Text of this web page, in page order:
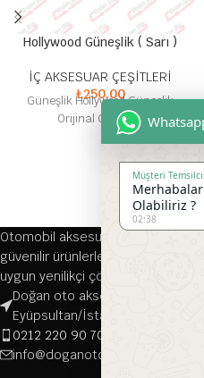
Hollywood Güneşlik ( Sarı )
İÇ AKSESUAR ÇEŞİTLERİ
₺250,00
Güneşlik Hollywood Güneşlik
Orijinal Güneşlik
Otomobil aksesuarları alanında
güvenilir ürünlerle hizmet veren
uygun yenilikçi çözümler
Doğan oto aksesuar, Çırçır,
Eyüpsultan/İstanbul
0212 220 90 70
info@doganotoaksesuar.com
Müşteri
Merhabalar
Olabiliriz ?
02:38